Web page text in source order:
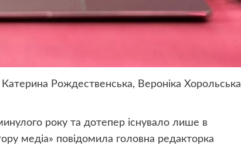
Рождественська, Вероніка Хорольська
року та дотепер існувало лише в
медіа» повідомила головна редакторка